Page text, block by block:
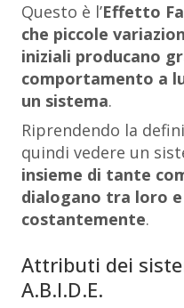
Questo è l’Effetto
che piccole
iniziali producano
comportamento a
un sistema.
Riprendendo la
quindi vedere un
insieme di tante
dialogano tra loro e
costantemente.
Attributi dei
A.B.I.D.E.